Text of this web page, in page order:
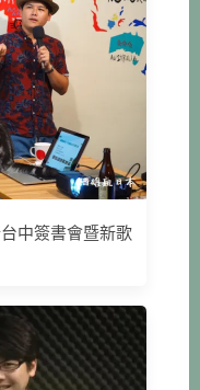
中簽書會暨新歌